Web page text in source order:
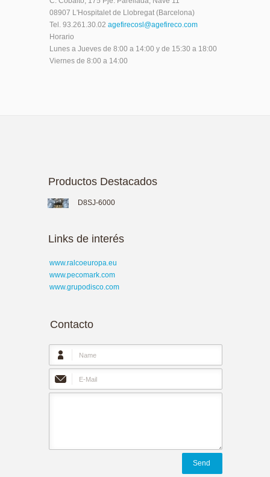
08907 L'Hospitalet de Llobregat (Barcelona)
Tel. 93.261.30.02 agefirecosl@agefireco.com
Horario
Lunes a Jueves de 8:00 a 14:00 y de 15:30 a 18:00
Viernes de 8:00 a 14:00
Productos Destacados
D8SJ-6000
Links de interés
www.ralcoeuropa.eu
www.pecomark.com
www.grupodisco.com
Contacto
Send